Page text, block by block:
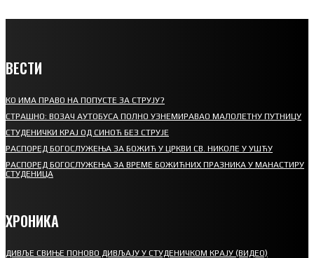
ВЕСТИ
КО ИМА ПРАВО НА ПОПУСТЕ ЗА СТРУЈУ?
СТРАШНО: ВОЗАЧ АУТОБУСА ПОЛНО УЗНЕМИРАВАО МАЛОЛЕТНУ ПУТНИЦУ
СТУДЕНИЧКИ КРАЈ ОД СИНОЋ БЕЗ СТРУЈЕ
РАСПОРЕД БОГОСЛУЖЕЊА ЗА БОЖИЋ У ЦРКВИ СВ. НИКОЛЕ У УШЋУ
РАСПОРЕД БОГОСЛУЖЕЊА ЗА ВРЕМЕ БОЖИЋНИХ ПРАЗНИКА У МАНАСТИРУ
СТУДЕНИЦА
ХРОНИКА
ДИВЉЕ СВИЊЕ ПОНОВО ДИВЉАЈУ У СТУДЕНИЧКОМ КРАЈУ (ВИДЕО)